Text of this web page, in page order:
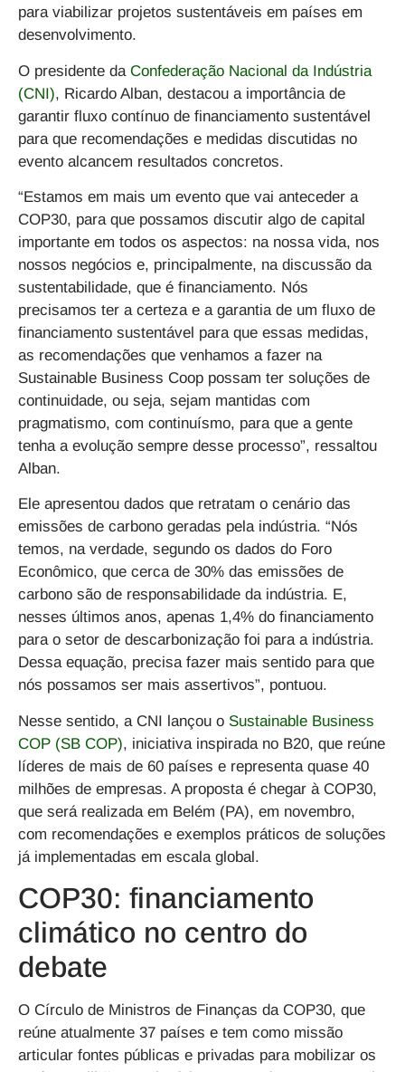
para viabilizar projetos sustentáveis em países em
desenvolvimento.
O presidente da Confederação Nacional da Indústria
(CNI), Ricardo Alban, destacou a importância de
garantir fluxo contínuo de financiamento sustentável
para que recomendações e medidas discutidas no
evento alcancem resultados concretos.
“Estamos em mais um evento que vai anteceder a
COP30, para que possamos discutir algo de capital
importante em todos os aspectos: na nossa vida, nos
nossos negócios e, principalmente, na discussão da
sustentabilidade, que é financiamento. Nós
precisamos ter a certeza e a garantia de um fluxo de
financiamento sustentável para que essas medidas,
as recomendações que venhamos a fazer na
Sustainable Business Coop possam ter soluções de
continuidade, ou seja, sejam mantidas com
pragmatismo, com continuísmo, para que a gente
tenha a evolução sempre desse processo”, ressaltou
Alban.
Ele apresentou dados que retratam o cenário das
emissões de carbono geradas pela indústria. “Nós
temos, na verdade, segundo os dados do Foro
Econômico, que cerca de 30% das emissões de
carbono são de responsabilidade da indústria. E,
nesses últimos anos, apenas 1,4% do financiamento
para o setor de descarbonização foi para a indústria.
Dessa equação, precisa fazer mais sentido para que
nós possamos ser mais assertivos”, pontuou.
Nesse sentido, a CNI lançou o Sustainable Business
COP (SB COP), iniciativa inspirada no B20, que reúne
líderes de mais de 60 países e representa quase 40
milhões de empresas. A proposta é chegar à COP30,
que será realizada em Belém (PA), em novembro,
com recomendações e exemplos práticos de soluções
já implementadas em escala global.
COP30: financiamento
climático no centro do
debate
O Círculo de Ministros de Finanças da COP30, que
reúne atualmente 37 países e tem como missão
articular fontes públicas e privadas para mobilizar os